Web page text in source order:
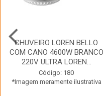
CHUVEIRO LOREN BELLO
COM CANO 4600W BRANCO
220V ULTRA LOREN...
Código: 180
*Imagem meramente ilustrativa